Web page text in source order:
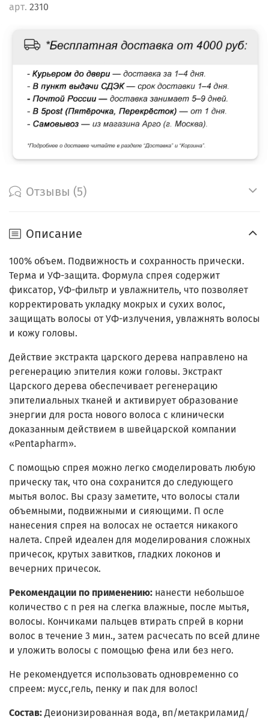
арт. 2310
Отзывы (5)
Описание
100% объем. Подвижность и сохранность прически.
Терма и УФ-защита. Формула спрея содержит
фиксатор, УФ-фильтр и увлажнитель, что позволяет
корректировать укладку мокрых и сухих волос,
защищать волосы от УФ-излучения, увлажнять волосы
и кожу головы.
Действие экстракта царского дерева направлено на
регенерацию эпителия кожи головы. Экстракт
Царского дерева обеспечивает регенерацию
эпителиальных тканей и активирует образование
энергии для роста нового волоса с клинически
доказанным действием в швейцарской компании
«Pentapharm».
С помощью спрея можно легко смоделировать любую
прическу так, что она сохранится до следующего
мытья волос. Вы сразу заметите, что волосы стали
объемными, подвижными и сияющими. П осле
нанесения спрея на волосах не остается никакого
налета. Спрей идеален для моделирования сложных
причесок, крутых завитков, гладких локонов и
вечерних причесок.
Рекомендации по применению: нанести небольшое
количество с n рея на слегка влажные, после мытья,
волосы. Кончиками пальцев втирать спрей в корни
волос в течение 3 мин., затем расчесать по всей длине
и уложить волосы с помощью фена или без него.
Не рекомендуется использовать одновременно со
спреем: мусс,гель, пенку и пак для волос!
Состав: Деионизированная вода, вп/метакриламид/